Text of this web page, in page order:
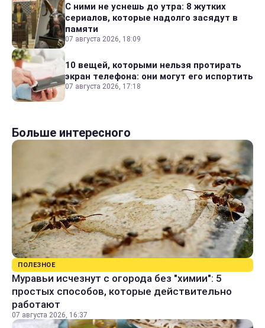
С ними не уснешь до утра: 8 жутких
сериалов, которые надолго засядут в
памяти
07 августа 2026, 18:09
10 вещей, которыми нельзя протирать
экран телефона: они могут его испортить
07 августа 2026, 17:18
Больше интересного
ПОЛЕЗНОЕ
Муравьи исчезнут с огорода без "химии": 5
простых способов, которые действительно
работают
07 августа 2026, 16:37